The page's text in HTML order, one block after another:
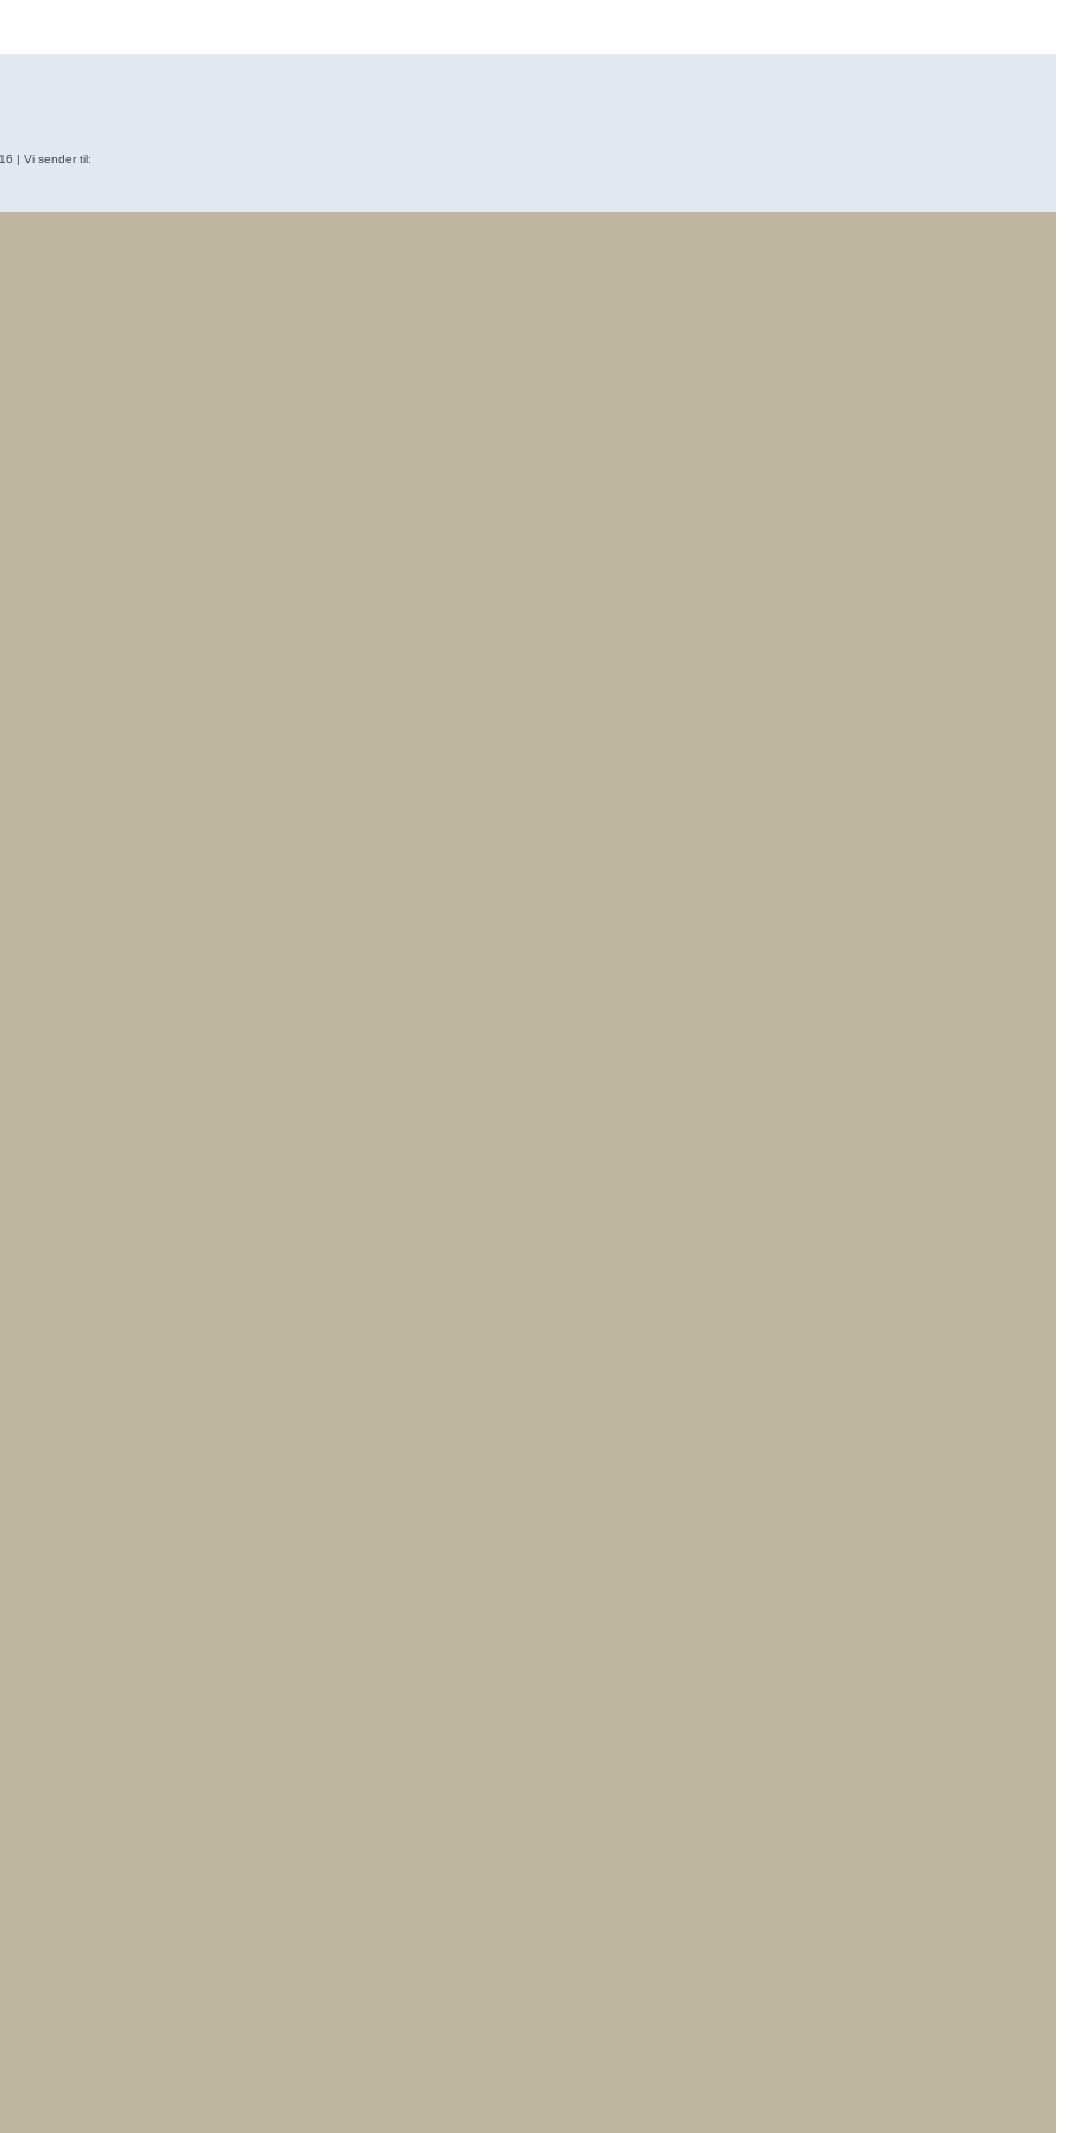
| Vi sender til: